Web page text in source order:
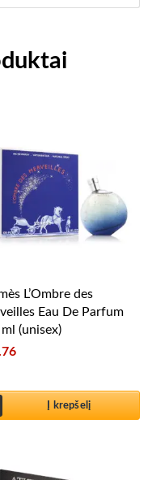
L’Ombre des
Eau De Parfum
(unisex)
Į krepšelį